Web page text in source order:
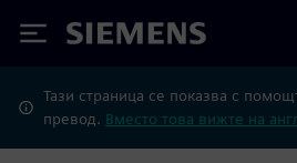
Siemens
Тази страница се показва с
превод. Вместо това вижте на